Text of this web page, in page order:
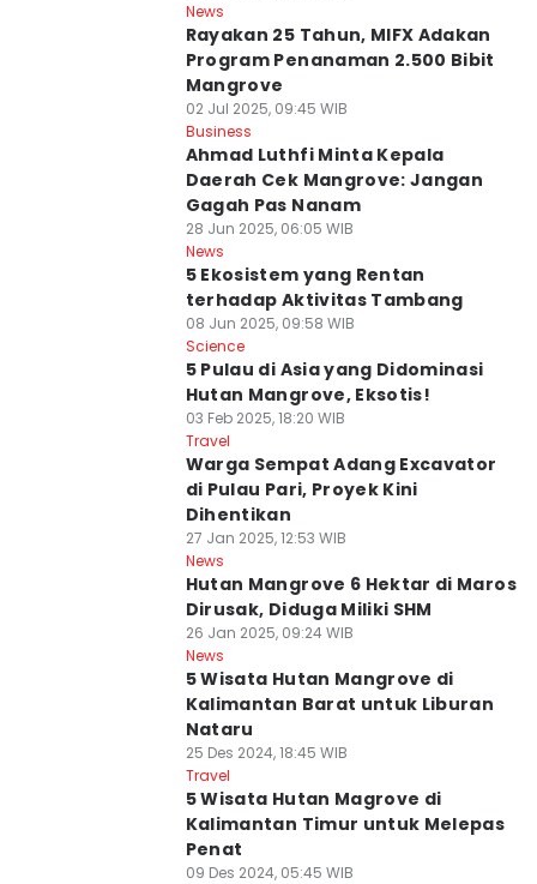
News
Rayakan 25 Tahun, MIFX Adakan
Program Penanaman 2.500 Bibit
Mangrove
02 Jul 2025, 09:45 WIB
Business
Ahmad Luthfi Minta Kepala
Daerah Cek Mangrove: Jangan
Gagah Pas Nanam
28 Jun 2025, 06:05 WIB
News
5 Ekosistem yang Rentan
terhadap Aktivitas Tambang
08 Jun 2025, 09:58 WIB
Science
5 Pulau di Asia yang Didominasi
Hutan Mangrove, Eksotis!
03 Feb 2025, 18:20 WIB
Travel
Warga Sempat Adang Excavator
di Pulau Pari, Proyek Kini
Dihentikan
27 Jan 2025, 12:53 WIB
News
Hutan Mangrove 6 Hektar di Maros
Dirusak, Diduga Miliki SHM
26 Jan 2025, 09:24 WIB
News
5 Wisata Hutan Mangrove di
Kalimantan Barat untuk Liburan
Nataru
25 Des 2024, 18:45 WIB
Travel
5 Wisata Hutan Magrove di
Kalimantan Timur untuk Melepas
Penat
09 Des 2024, 05:45 WIB